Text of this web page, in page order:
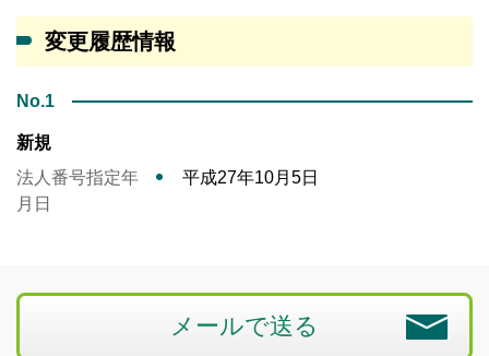
変更履歴情報
No.1
新規
法人番号指定年
月日
平成27年10月5日
メールで送る